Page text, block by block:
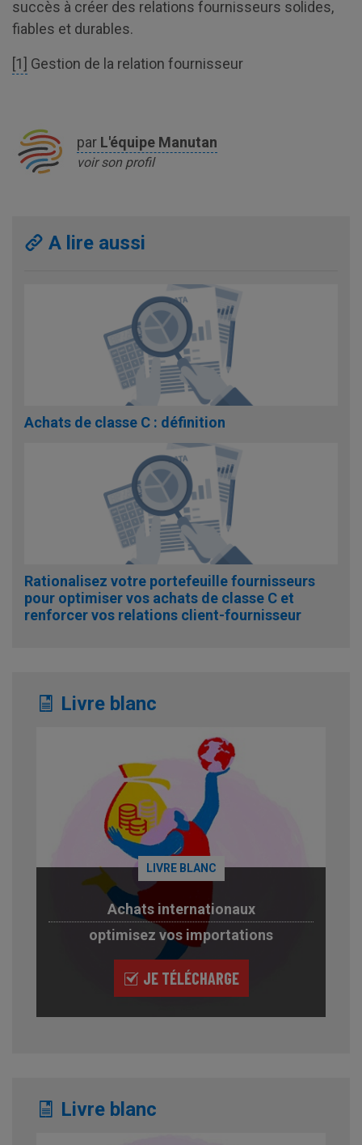
succès à créer des relations fournisseurs solides,
fiables et durables.
[1] Gestion de la relation fournisseur
par L'équipe Manutan
voir son profil
A lire aussi
Achats de classe C : définition
Rationalisez votre portefeuille fournisseurs
pour optimiser vos achats de classe C et
renforcer vos relations client-fournisseur
Livre blanc
LIVRE BLANC
Achats internationaux
optimisez vos importations
JE TÉLÉCHARGE
Livre blanc